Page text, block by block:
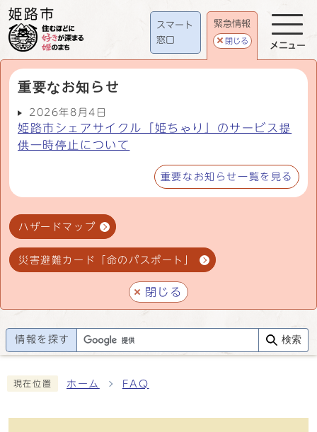
スマート
窓口
緊急情報
閉じる
重要なお知らせ
2026年8月4日
姫路市シェアサイクル「姫ちゃり」のサービス提
供一時停止について
重要なお知らせ一覧を見る
ハザードマップ
災害避難カード「命のパスポート」
閉じる
メニュー
情報を探す 検索
現在位置 ホーム FAQ